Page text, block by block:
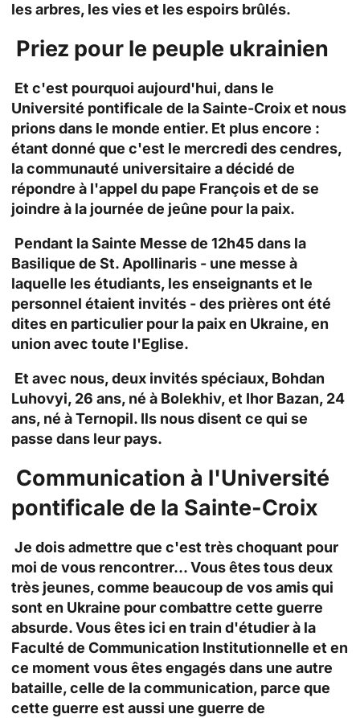
les arbres, les vies et les espoirs brûlés.
Priez pour le peuple ukrainien
Et c'est pourquoi aujourd'hui, dans le
Université pontificale de la Sainte-Croixet nous
prions dans le monde entier. Et plus encore :
étant donné que c'est le mercredi des cendres,
la communauté universitaire a décidé de
répondre à l'appel du pape François et de se
joindre à la journée de jeûne pour la paix.
Pendant la Sainte Messe de 12h45 dans la
Basilique de St. Apollinaris - une messe à
laquelle les étudiants, les enseignants et le
personnel étaient invités - des prières ont été
dites en particulier pour la paix en Ukraine, en
union avec toute l'Eglise.
Et avec nous, deux invités spéciaux, Bohdan
Luhovyi, 26 ans, né à Bolekhiv, et Ihor Bazan, 24
ans, né à Ternopil. Ils nous disent ce qui se
passe dans leur pays.
Communication à l'Université
pontificale de la Sainte-Croix
Je dois admettre que c'est très choquant pour
moi de vous rencontrer... Vous êtes tous deux
très jeunes, comme beaucoup de vos amis qui
sont en Ukraine pour combattre cette guerre
absurde. Vous êtes ici en train d'étudier à la
Faculté de Communication Institutionnelle et en
ce moment vous êtes engagés dans une autre
bataille, celle de la communication, parce que
cette guerre est aussi une guerre de